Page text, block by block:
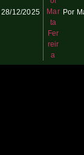
28/12/2025 Por